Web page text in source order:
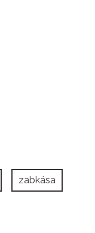
zabkása